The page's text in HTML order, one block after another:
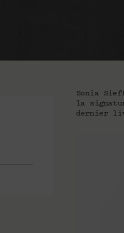
Sonia
la
dernier